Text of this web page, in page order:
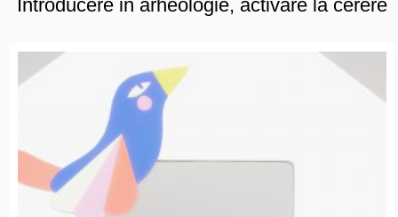
Introducere in arheologie, activare la cerere